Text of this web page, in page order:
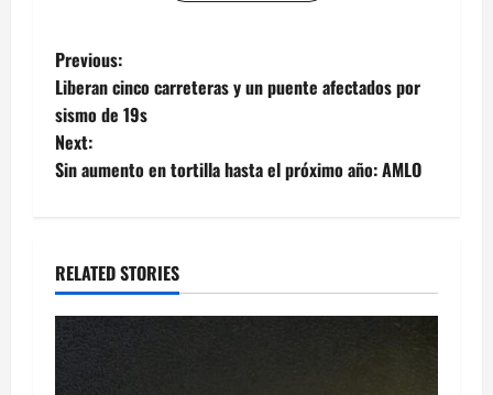
Post
navigation
Previous:
Liberan cinco carreteras y un puente afectados por
sismo de 19s
Next:
Sin aumento en tortilla hasta el próximo año: AMLO
RELATED STORIES